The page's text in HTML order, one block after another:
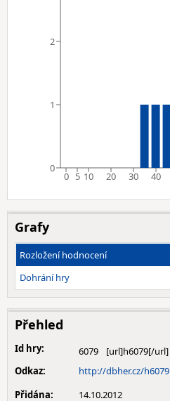
0 5 10 20 30 40
0
1
2
Grafy
Rozložení hodnocení
Dohrání hry
Přehled
Id hry:
6079
Odkaz:
http://dbher.cz/h6079
Přidána:
14.10.2012